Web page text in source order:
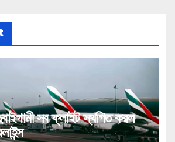
সব ফ্লাইট স্থগিত করল